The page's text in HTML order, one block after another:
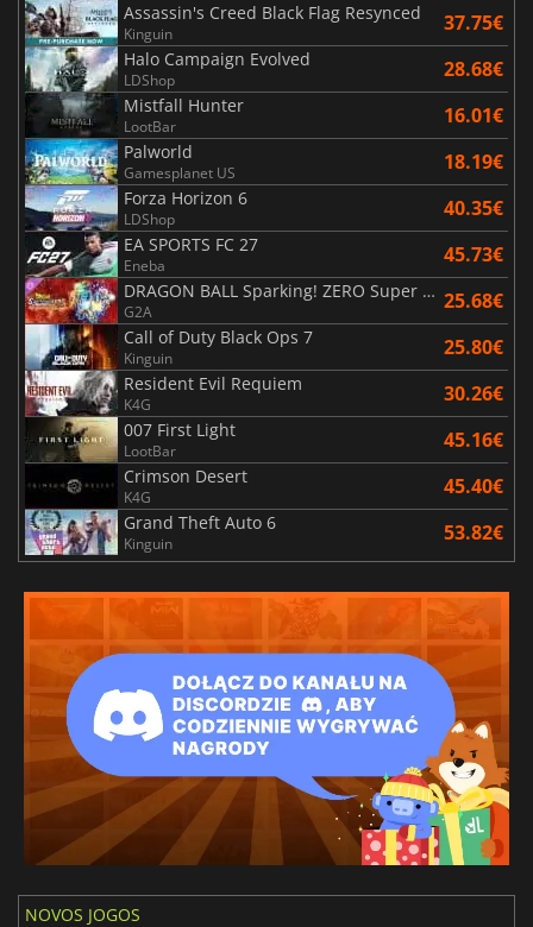
Assassin's Creed Black Flag Resynced
Kinguin 37.75€
Halo Campaign Evolved
LDShop 28.68€
Mistfall Hunter
LootBar 16.01€
Palworld
Gamesplanet US 18.19€
Forza Horizon 6
LDShop 40.35€
EA SPORTS FC 27
Eneba 45.73€
DRAGON BALL Sparking! ZERO Super Limit Breaking NEO
G2A 25.68€
Call of Duty Black Ops 7
Kinguin 25.80€
Resident Evil Requiem
K4G 30.26€
007 First Light
LootBar 45.16€
Crimson Desert
K4G 45.40€
Grand Theft Auto 6
Kinguin 53.82€
NOVOS JOGOS